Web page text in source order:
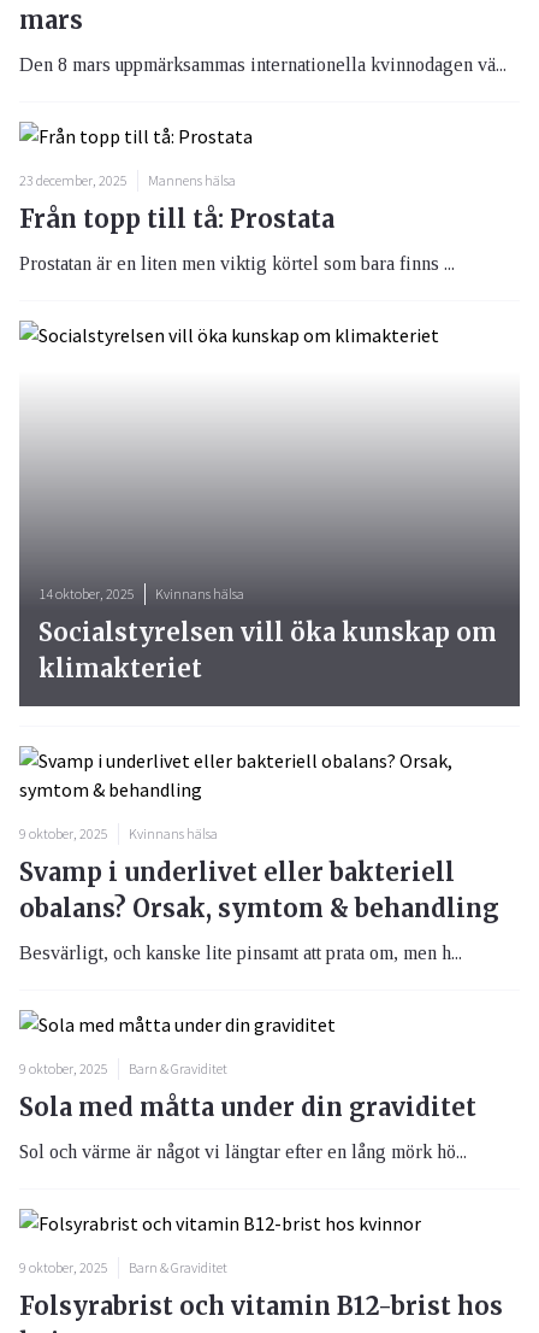
mars
Den 8 mars uppmärksammas internationella kvinnodagen vä...
23 december, 2025 Mannens hälsa
Från topp till tå: Prostata
Prostatan är en liten men viktig körtel som bara finns ...
14 oktober, 2025 Kvinnans hälsa
Socialstyrelsen vill öka kunskap om
klimakteriet
9 oktober, 2025 Kvinnans hälsa
Svamp i underlivet eller bakteriell
obalans? Orsak, symtom & behandling
Besvärligt, och kanske lite pinsamt att prata om, men h...
9 oktober, 2025 Barn & Graviditet
Sola med måtta under din graviditet
Sol och värme är något vi längtar efter en lång mörk hö...
9 oktober, 2025 Barn & Graviditet
Folsyrabrist och vitamin B12-brist hos